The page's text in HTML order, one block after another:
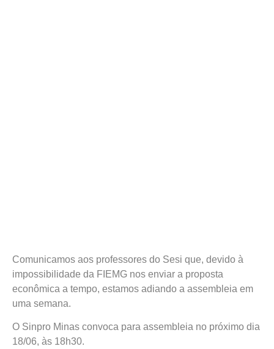
Comunicamos aos professores do Sesi que, devido à
impossibilidade da FIEMG nos enviar a proposta
econômica a tempo, estamos adiando a assembleia em
uma semana.
O Sinpro Minas convoca para assembleia no próximo dia
18/06, às 18h30.